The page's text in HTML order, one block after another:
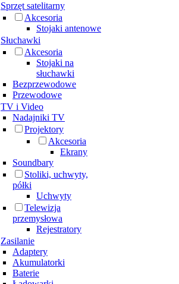
Sprzęt satelitarny
Akcesoria
Stojaki antenowe
Słuchawki
Akcesoria
Stojaki na
słuchawki
Bezprzewodowe
Przewodowe
TV i Video
Nadajniki TV
Projektory
Akcesoria
Ekrany
Soundbary
Stoliki, uchwyty,
półki
Uchwyty
Telewizja
przemysłowa
Rejestratory
Zasilanie
Adaptery
Akumulatorki
Baterie